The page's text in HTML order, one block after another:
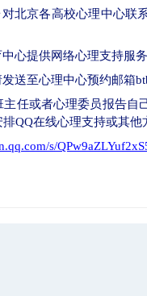
北京各高校心理中心联
心提供网络心理支持服务
送至心理中心预约邮箱
任或者心理委员报告自
排QQ在线心理支持或其他
s/